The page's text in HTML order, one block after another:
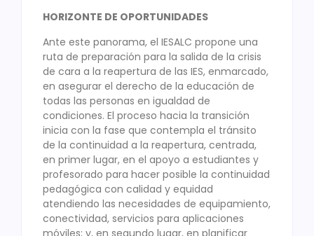
HORIZONTE DE OPORTUNIDADES
Ante este panorama, el IESALC propone una
ruta de preparación para la salida de la crisis
de cara a la reapertura de las IES, enmarcado,
en asegurar el derecho de la educación de
todas las personas en igualdad de
condiciones. El proceso hacia la transición
inicia con la fase que contempla el tránsito
de la continuidad a la reapertura, centrada,
en primer lugar, en el apoyo a estudiantes y
profesorado para hacer posible la continuidad
pedagógica con calidad y equidad
atendiendo las necesidades de equipamiento,
conectividad, servicios para aplicaciones
móviles; y, en segundo lugar, en planificar